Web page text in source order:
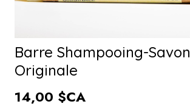
Barre Shampooing-Savon
Originale
14,00 $CA